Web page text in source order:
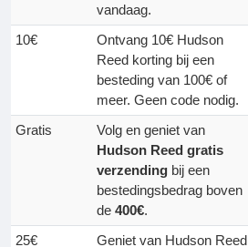
vandaag.
10€
Ontvang 10€ Hudson
Reed korting bij een
besteding van 100€ of
meer. Geen code nodig.
Gratis
Volg en geniet van
Hudson Reed gratis
verzending bij een
bestedingsbedrag boven
de 400€.
25€
Geniet van Hudson Reed